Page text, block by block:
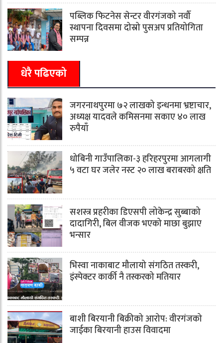
पब्लिक फिटनेस सेन्टर वीरगंजको नवौँ
स्थापना दिवसमा दोस्रो पुसअप प्रतियोगिता
सम्पन्न
धेरै पढिएको
जगरनाथपुरमा ७२ लाखको इन्धनमा भ्रष्टाचार,
अध्यक्ष यादवले कमिसनमा सकाए ४० लाख
रुपैयाँ
धोबिनी गाउँपालिका-३ हरिहरपुरमा आगलागी
५ वटा घर जलेर नस्ट २० लाख बराबरको क्षति
सशस्त्र प्रहरीका डिएसपी लोकेन्द्र सुब्बाको
दादागिरी, बिल वीजक भएको माछा बुझाए
भन्सार
भिस्वा नाकाबाट मौलायो संगठित तस्करी,
इंस्पेक्टर कार्की नै तस्करको मतियार
बाशी बिरयानी बिक्रीको आरोप: वीरगंजको
जाईका बिरयानी हाउस विवादमा